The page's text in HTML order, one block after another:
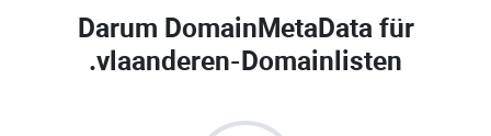
Darum DomainMetaData für
.vlaanderen-Domainlisten